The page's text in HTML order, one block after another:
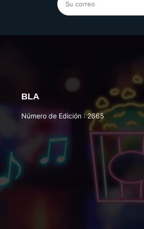
BLA
Número de Edición : 2665